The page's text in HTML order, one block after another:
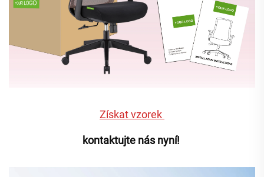
Získat vzorek
kontaktujte nás nyní!